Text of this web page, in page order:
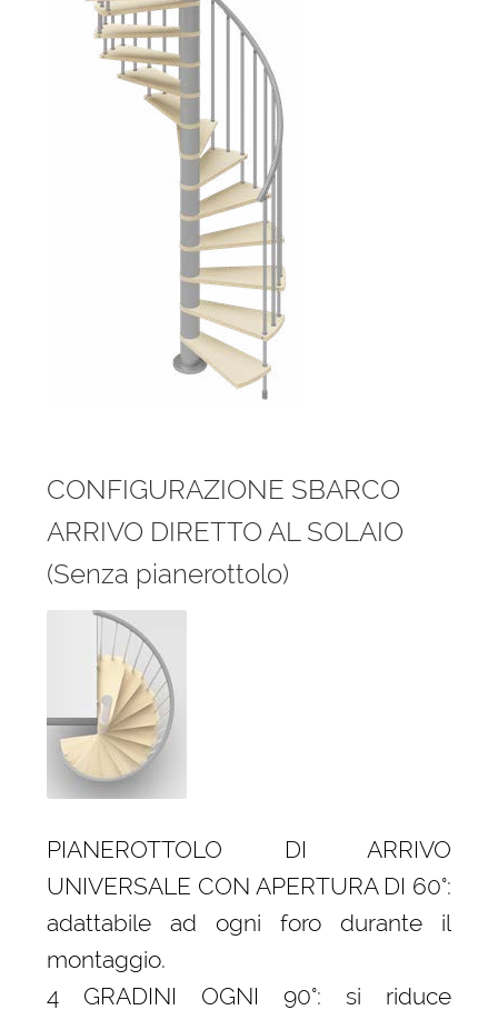
CONFIGURAZIONE SBARCO
ARRIVO DIRETTO AL SOLAIO
(Senza pianerottolo)
PIANEROTTOLO DI ARRIVO
UNIVERSALE CON APERTURA DI 60°:
adattabile ad ogni foro durante il
montaggio.
4 GRADINI OGNI 90°: si riduce